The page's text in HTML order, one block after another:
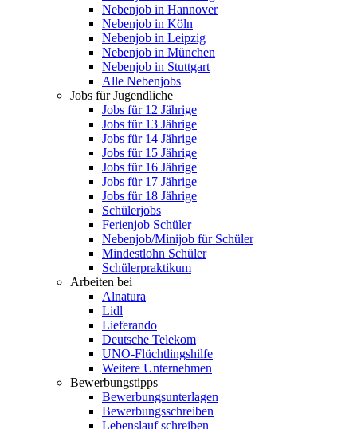
Nebenjob in Hannover
Nebenjob in Köln
Nebenjob in Leipzig
Nebenjob in München
Nebenjob in Stuttgart
Alle Nebenjobs
Jobs für Jugendliche
Jobs für 12 Jährige
Jobs für 13 Jährige
Jobs für 14 Jährige
Jobs für 15 Jährige
Jobs für 16 Jährige
Jobs für 17 Jährige
Jobs für 18 Jährige
Schülerjobs
Ferienjob Schüler
Nebenjob/Minijob für Schüler
Mindestlohn Schüler
Schülerpraktikum
Arbeiten bei
Alnatura
Lidl
Lieferando
Deutsche Telekom
UNO-Flüchtlingshilfe
Weitere Unternehmen
Bewerbungstipps
Bewerbungsunterlagen
Bewerbungsschreiben
Lebenslauf schreiben